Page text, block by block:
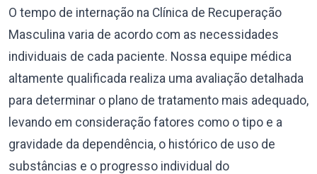
O tempo de internação na Clínica de Recuperação
Masculina varia de acordo com as necessidades
individuais de cada paciente. Nossa equipe médica
altamente qualificada realiza uma avaliação detalhada
para determinar o plano de tratamento mais adequado,
levando em consideração fatores como o tipo e a
gravidade da dependência, o histórico de uso de
substâncias e o progresso individual do